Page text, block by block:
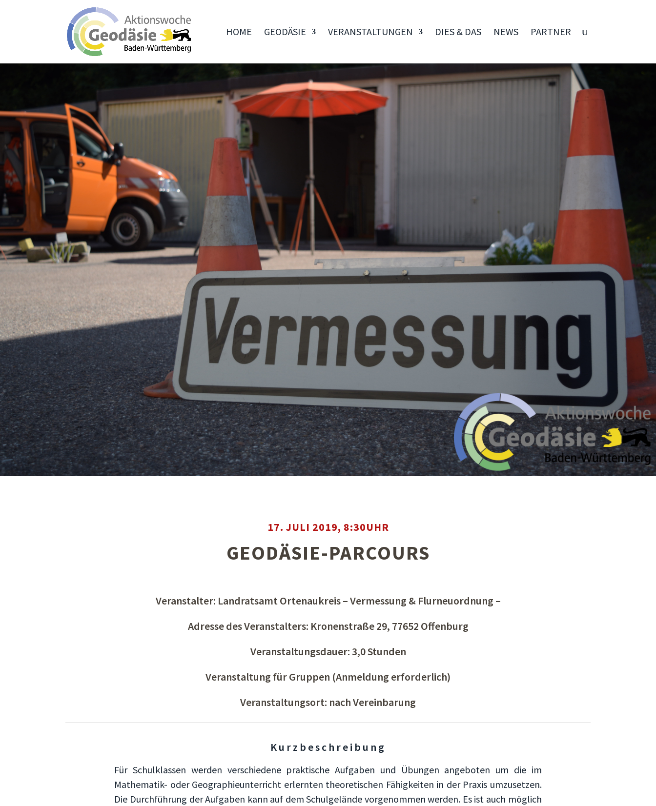
HOME GEODÄSIE VERANSTALTUNGEN DIES & DAS NEWS PARTNER
17. JULI 2019, 8:30UHR
GEODÄSIE-PARCOURS
Veranstalter: Landratsamt Ortenaukreis – Vermessung & Flurneuordnung –
Adresse des Veranstalters: Kronenstraße 29, 77652 Offenburg
Veranstaltungsdauer: 3,0 Stunden
Veranstaltung für Gruppen (Anmeldung erforderlich)
Veranstaltungsort: nach Vereinbarung
Kurzbeschreibung
Für Schulklassen werden verschiedene praktische Aufgaben und Übungen angeboten um die im
Mathematik- oder Geographieunterricht erlernten theoretischen Fähigkeiten in der Praxis umzusetzen.
Die Durchführung der Aufgaben kann auf dem Schulgelände vorgenommen werden. Es ist auch möglich